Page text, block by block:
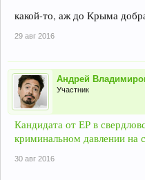
какой-то, аж до Крыма
29 авг 2016
Андрей
Участник
Кандидата от ЕР в
криминальном давлении на
30 авг 2016